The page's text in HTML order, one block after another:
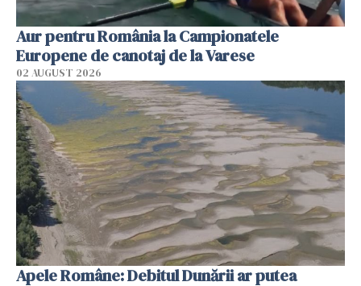
Aur pentru România la Campionatele
Europene de canotaj de la Varese
02 AUGUST 2026
Apele Române: Debitul Dunării ar putea